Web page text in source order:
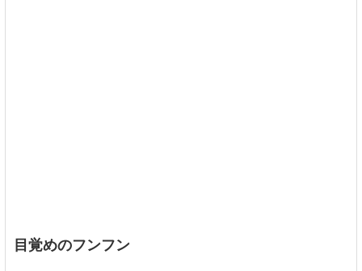
目覚めのフンフン